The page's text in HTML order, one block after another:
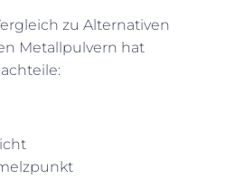
zu Alternativen
Metallpulvern hat